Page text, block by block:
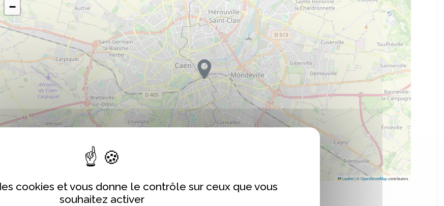
−
Leaflet|©OpenStreetMapcontributors
cookies et vous donne le contrôle sur ceux que vous
souhaitez activer